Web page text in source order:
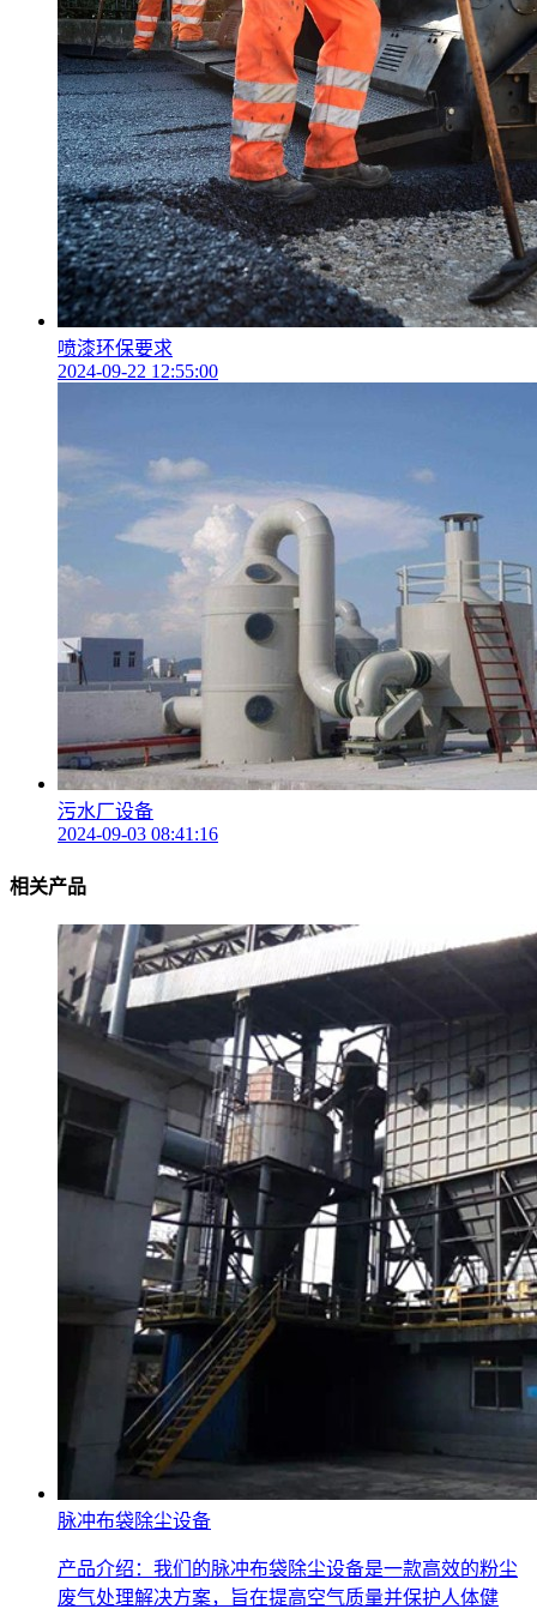
喷漆环保要求
2024-09-22 12:55:00
污水厂设备
2024-09-03 08:41:16
相关产品
脉冲布袋除尘设备
产品介绍：我们的脉冲布袋除尘设备是一款高效的粉尘
废气处理解决方案，旨在提高空气质量并保护人体健